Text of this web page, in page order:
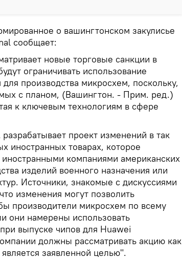
о вашингтонском закулисье
сообщает:
новые торговые санкции в
ограничивать использование
производства микросхем, поскольку,
с планом, (Вашингтон. - Прим. ред.)
к ключевым технологиям в сфере
проект изменений в так
иностранных товарах, которое
иностранными компаниями американских
изделий военного назначения или
Источники, знакомые с дискуссиями
изменения могут позволить
производители микросхем по всему
они намерены использовать
выпуске чипов для Huawei
должны рассматривать акцию как
заявленной целью".